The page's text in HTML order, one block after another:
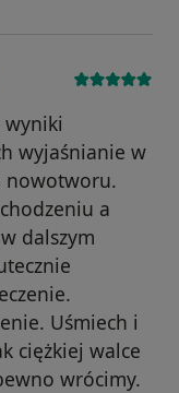
wyniki
wyjaśnianie w
nowotworu.
a
dalszym
Uśmiech i
ciężkiej walce
wrócimy.